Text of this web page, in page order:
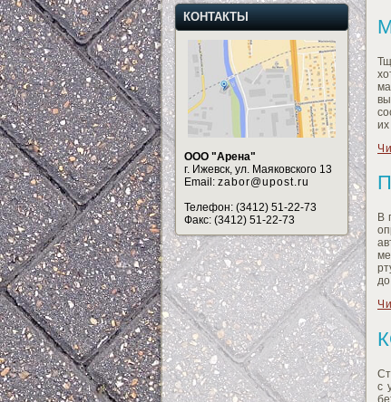
КОНТАКТЫ
ООО "Арена"
г. Ижевск, ул. Маяковского 13
Email: zabor@upost.ru
Телефон: (3412) 51-22-73
Факс: (3412) 51-22-73
В
с